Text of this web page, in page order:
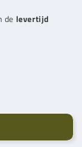
de levertijd